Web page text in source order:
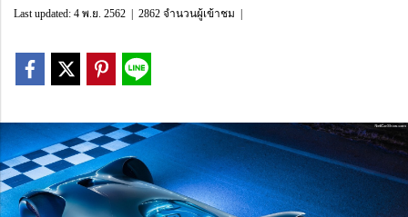
Last updated: 4 พ.ย. 2562 2862 จำนวนผู้เข้าชม